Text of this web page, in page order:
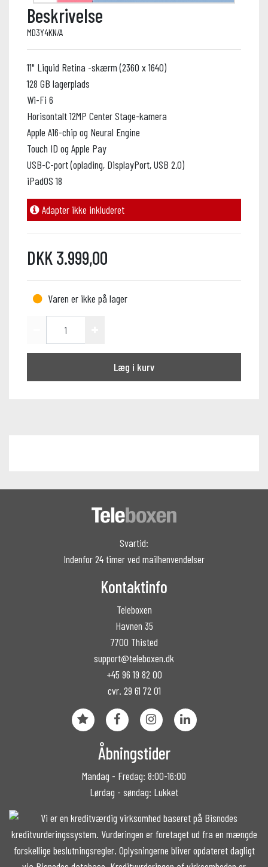
Beskrivelse
MD3Y4KN/A
11" Liquid Retina -skærm (2360 x 1640)
128 GB lagerplads
Wi-Fi 6
Horisontalt 12MP Center Stage-kamera
Apple A16-chip og Neural Engine
Touch ID og Apple Pay
USB-C-port (oplading, DisplayPort, USB 2.0)
iPadOS 18
Adapter ikke inkluderet
DKK 3.999,00
Varen er ikke på lager
Læg i kurv
Svartid:
Indenfor 24 timer ved mailhenvendelser
Kontaktinfo
Teleboxen
Havnen 35
7700 Thisted
support@teleboxen.dk
+45 96 19 82 00
cvr. 29 61 72 01
Åbningstider
Mandag - Fredag: 8:00-16:00
Lørdag - søndag: Lukket